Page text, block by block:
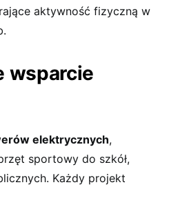
aktywność fizyczną w
wsparcie
elektrycznych,
sportowy do szkół,
Każdy projekt